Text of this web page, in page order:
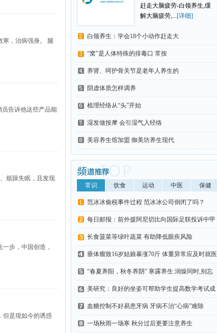
，治病强身。 腿
告诉他这些产品能
烦躁失眠，且发现
步，中国创造，
但是现如今的诱惑
赶走大脑疲劳-白领养生,缓
解大脑疲劳,...[详细]
白领养生：学会18个小动作赶走大
“窝”是人体特殊的排毒口 常按
养肾、呵护骨关节是老年人养生的
阴虚体质怎样调养
梳理经络从“头”开始
湿发做按摩 会引湿气入经络
美容养生馆加盟 御美坊养生现代
常识 饮食 运动 中医 保健
范冰冰偷税事件过程 范冰冰公司倒闭了吗？
每日邮报：前外援阿尼切比向国际足联投诉中甲
球队北京北控踢假球
长食菠菜等绿叶蔬菜 有助降低眼疾风险
垂体瘤致16岁姑娘暴涨70斤 体重异常应及时就医
检查
“春夏养阳，秋冬养阴” 寒露养生:润燥同时,别忘
进补
美研究：良好的坐姿可帮助学生提高数学考试成
绩
血糖控制不好易患牙病 牙病不治“心病”难除
一场秋雨一场寒 秋分过后更要注意养生